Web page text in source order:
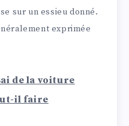
sur un essieu donné.
exprimée
de la voiture
il faire